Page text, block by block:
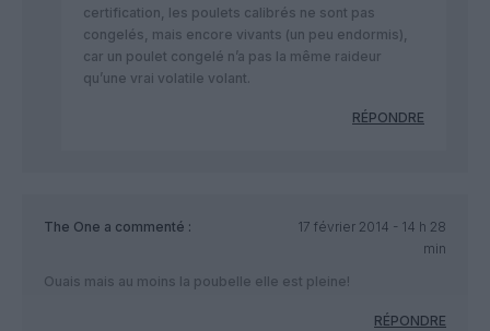
certification, les poulets calibrés ne sont pas
congelés, mais encore vivants (un peu endormis),
car un poulet congelé n’a pas la même raideur
qu’une vrai volatile volant.
RÉPONDRE
The One a commenté :
17 février 2014 - 14 h 28
min
Ouais mais au moins la poubelle elle est pleine!
RÉPONDRE